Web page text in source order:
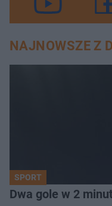
NAJNOWSZE Z
SPORT
Dwa gole w 2